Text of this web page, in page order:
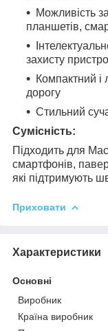
Можливість
планшетів,
захисту
Компактний і
дорогу
Стильний
Сумісність:
Підходить для
смартфонів,
які підтримують
Приховати
Характеристики
Основні
Виробник
Країна виробник